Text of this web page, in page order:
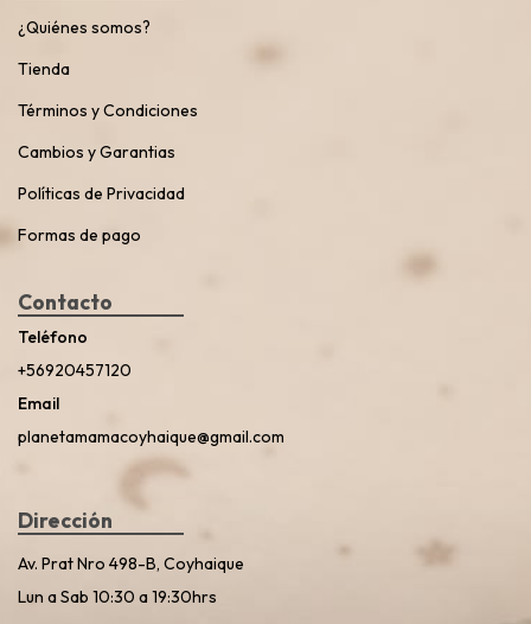
¿Quiénes somos?
Tienda
Términos y Condiciones
Cambios y Garantias
Políticas de Privacidad
Formas de pago
Contacto
Teléfono
+56920457120
Email
planetamamacoyhaique@gmail.com
Dirección
Av. Prat Nro 498-B, Coyhaique
Lun a Sab 10:30 a 19:30hrs